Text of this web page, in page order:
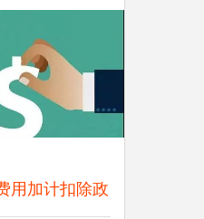
用加计扣除政